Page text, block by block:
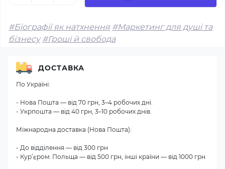
#Біографії як натхнення #Маркетинг для душі та
бізнесу #Гроші й свобода
ДОСТАВКА
По Україні:
- Нова Пошта — від 70 грн, 3–4 робочих дні.
- Укрпошта — від 40 грн, 3–10 робочих днів.
Міжнародна доставка (Нова Пошта):
- До відділення — від 300 грн
- Кур’єром: Польща — від 500 грн, інші країни — від 1000 грн